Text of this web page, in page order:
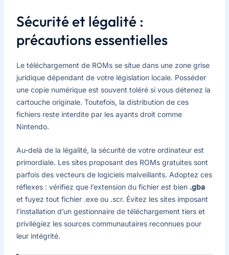
Sécurité et légalité :
précautions essentielles
Le téléchargement de ROMs se situe dans une zone grise
juridique dépendant de votre législation locale. Posséder
une copie numérique est souvent toléré si vous détenez la
cartouche originale. Toutefois, la distribution de ces
fichiers reste interdite par les ayants droit comme
Nintendo.
Au-delà de la légalité, la sécurité de votre ordinateur est
primordiale. Les sites proposant des ROMs gratuites sont
parfois des vecteurs de logiciels malveillants. Adoptez ces
réflexes : vérifiez que l’extension du fichier est bien .gba
et fuyez tout fichier .exe ou .scr. Évitez les sites imposant
l’installation d’un gestionnaire de téléchargement tiers et
privilégiez les sources communautaires reconnues pour
leur intégrité.